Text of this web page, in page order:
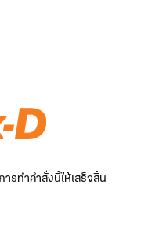
รทำคำสั่งนี้ให้เสร็จสิ้น